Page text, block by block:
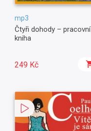
mp3
Čtyři dohody – pracovní
kniha
249 Kč